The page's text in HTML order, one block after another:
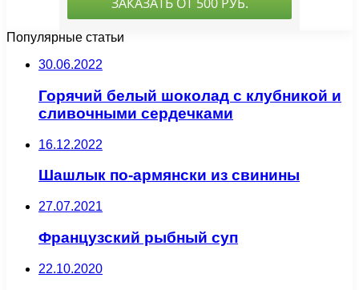
Популярные статьи
30.06.2022
Горячий белый шоколад с клубникой и
сливочными сердечками
16.12.2022
Шашлык по-армянски из свинины
27.07.2021
Французский рыбный суп
22.10.2020